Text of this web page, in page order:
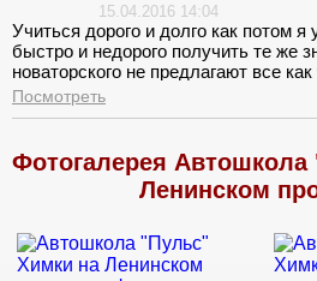
15.04.2016 14:04
Учиться дорого и долго как потом
быстро и недорого получить те же
новаторского не предлагают все
классные, а есть не очень. Как
будешь ездить не понятно.
Посмотреть
Фотогалерея
Ленинском